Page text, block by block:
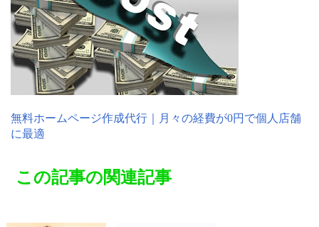
無料ホームページ作成代行｜月々の経費が0円で個人店舗
に最適
この記事の関連記事